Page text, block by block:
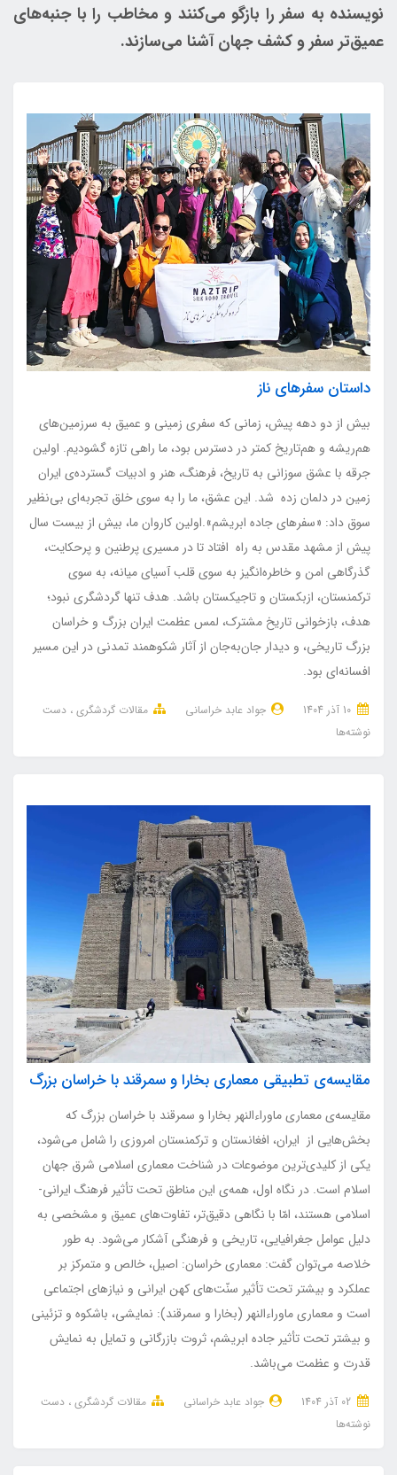
نویسنده به سفر را بازگو می‌کنند و مخاطب را با جنبه‌های
عمیق‌تر سفر و کشف جهان آشنا می‌سازند.
داستان سفرهای ناز
بیش از دو دهه پیش، زمانی که سفری زمینی و عمیق به سرزمین‌های
هم‌ریشه و هم‌تاریخ کمتر در دسترس بود، ما راهی تازه گشودیم. اولین
جرقه با عشق سوزانی به تاریخ، فرهنگ، هنر و ادبیات گسترده‌ی ایران
زمین در دلمان زده شد. این عشق، ما را به سوی خلق تجربه‌ای بی‌نظیر
سوق داد: «سفرهای جاده ابریشم».اولین کاروان ما، بیش از بیست سال
پیش از مشهد مقدس به راه افتاد تا در مسیری پرطنین و پرحکایت،
گذرگاهی امن و خاطره‌انگیز به سوی قلب آسیای میانه، به سوی
ترکمنستان، ازبکستان و تاجیکستان باشد. هدف تنها گردشگری نبود؛
هدف، بازخوانی تاریخ مشترک، لمس عظمت ایران بزرگ و خراسان
بزرگ تاریخی، و دیدار جان‌به‌جان از آثار شکوهمند تمدنی در این مسیر
افسانه‌ای بود.
جواد عابد خراسانی مقالات گردشگری دست
نوشته‌ها
مقایسه‌ی تطبیقی معماری بخارا و سمرقند با خراسان بزرگ
مقایسه‌ی معماری ماوراءالنهر بخارا و سمرقند با خراسان بزرگ که
بخش‌هایی از ایران، افغانستان و ترکمنستان امروزی را شامل می‌شود،
یکی از کلیدی‌ترین موضوعات در شناخت معماری اسلامی شرق جهان
اسلام است. در نگاه اول، همه‌ی این مناطق تحت تأثیر فرهنگ ایرانی-
اسلامی هستند، امّا با نگاهی دقیق‌تر، تفاوت‌های عمیق و مشخصی به
دلیل عوامل جغرافیایی، تاریخی و فرهنگی آشکار می‌شود. به طور
خلاصه می‌توان گفت: معماری خراسان: اصیل، خالص و متمرکز بر
عملکرد و بیشتر تحت تأثیر سنّت‌های کهن ایرانی و نیازهای اجتماعی
است و معماری ماوراءالنهر (بخارا و سمرقند): نمایشی، باشکوه و تزئینی
و بیشتر تحت تأثیر جاده ابریشم، ثروت بازرگانی و تمایل به نمایش
قدرت و عظمت می‌باشد.
جواد عابد خراسانی مقالات گردشگری دست
نوشته‌ها